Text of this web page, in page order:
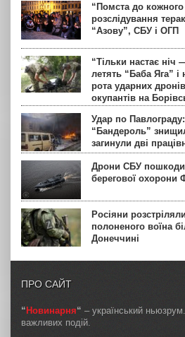
“Помста до кожного
розслідування
“Азову”, СБУ і ОГП
“Тільки настає ніч
летять “Баба Яга”
рота ударних
окупантів на
Удар по
“Бандероль”
загинули дві
Дрони СБУ
берегової охорони
Росіяни
полоненого воїна
Донеччині
ПРО САЙТ
“Новинарня“ – український
важливих подій.